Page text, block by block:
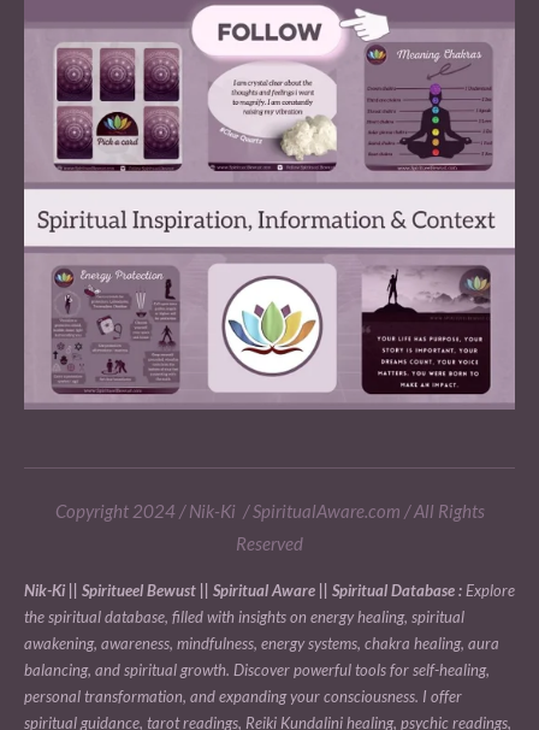
Copyright 2024 / Nik-Ki / SpiritualAware.com / All Rights
Reserved
Nik-Ki || Spiritueel Bewust || Spiritual Aware || Spiritual Database : Explore
the spiritual database, filled with insights on energy healing, spiritual
awakening, awareness, mindfulness, energy systems, chakra healing, aura
balancing, and spiritual growth. Discover powerful tools for self-healing,
personal transformation, and expanding your consciousness. I offer
spiritual guidance, tarot readings, Reiki Kundalini healing, psychic readings,